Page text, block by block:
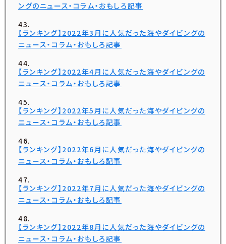
ングのニュース・コラム・おもしろ記事
【ランキング】2022年3月に人気だった海やダイビングの
ニュース・コラム・おもしろ記事
【ランキング】2022年4月に人気だった海やダイビングの
ニュース・コラム・おもしろ記事
【ランキング】2022年5月に人気だった海やダイビングの
ニュース・コラム・おもしろ記事
【ランキング】2022年6月に人気だった海やダイビングの
ニュース・コラム・おもしろ記事
【ランキング】2022年7月に人気だった海やダイビングの
ニュース・コラム・おもしろ記事
【ランキング】2022年8月に人気だった海やダイビングの
ニュース・コラム・おもしろ記事